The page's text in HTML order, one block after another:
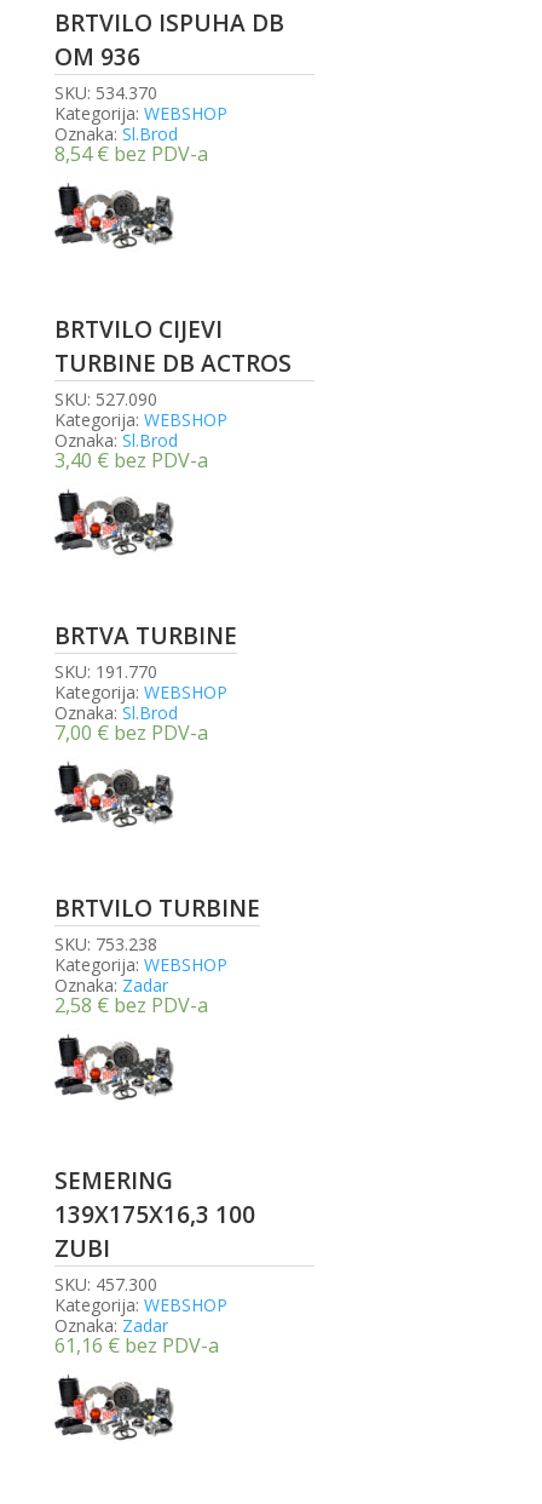
BRTVILO ISPUHA DB
OM 936
SKU: 534.370
Kategorija: WEBSHOP
Oznaka: Sl.Brod
8,54€ bez PDV-a
BRTVILO CIJEVI
TURBINE DB ACTROS
SKU: 527.090
Kategorija: WEBSHOP
Oznaka: Sl.Brod
3,40 € bez PDV-a
BRTVA TURBINE
SKU: 191.770
Kategorija: WEBSHOP
Oznaka: Sl.Brod
7,00 € bez PDV-a
BRTVILO TURBINE
SKU: 753.238
Kategorija: WEBSHOP
Oznaka: Zadar
2,58 € bez PDV-a
SEMERING
139X175X16,3 100
ZUBI
SKU: 457.300
Kategorija: WEBSHOP
Oznaka: Zadar
61,16 € bez PDV-a